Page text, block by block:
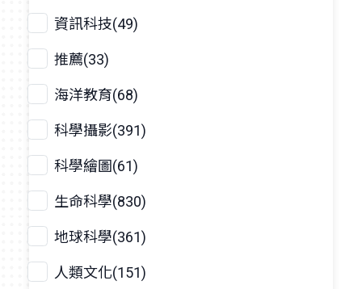
資訊科技(49)
推薦(33)
海洋教育(68)
科學攝影(391)
科學繪圖(61)
生命科學(830)
地球科學(361)
人類文化(151)